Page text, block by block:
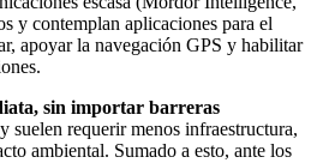
y contemplan aplicaciones para el
apoyar la navegación GPS y habilitar
sin importar barreras
suelen requerir menos infraestructura,
ambiental. Sumado a esto, ante los